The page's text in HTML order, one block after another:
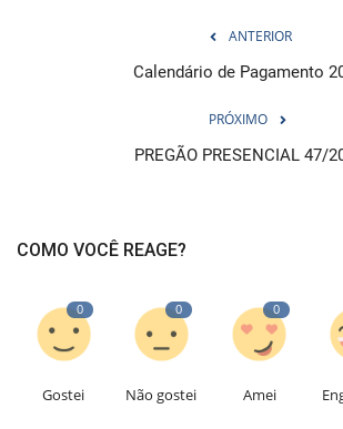
ANTERIOR
Calendário de Pagamento
PRÓXIMO
PREGÃO PRESENCIAL 47/
COMO VOCÊ REAGE?
0
Gostei
0
Não gostei
0
Amei